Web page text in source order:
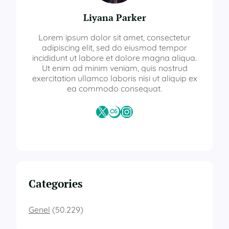
Liyana Parker
Lorem ipsum dolor sit amet, consectetur
adipiscing elit, sed do eiusmod tempor
incididunt ut labore et dolore magna aliqua.
Ut enim ad minim veniam, quis nostrud
exercitation ullamco laboris nisi ut aliquip ex
ea commodo consequat.
X Last.fmInstagram
Categories
Genel (50.229)